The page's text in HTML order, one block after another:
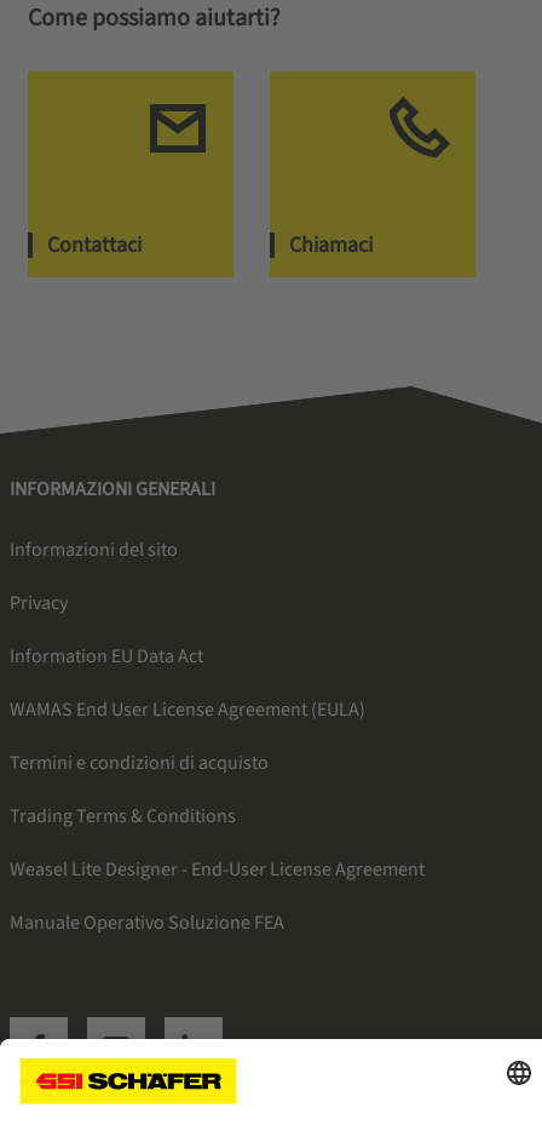
Come possiamo aiutarti?
Contattaci Chiamaci
INFORMAZIONI GENERALI
Informazioni del sito
Privacy
Information EU Data Act
WAMAS End User License Agreement (EULA)
Termini e condizioni di acquisto
Trading Terms & Conditions
Weasel Lite Designer - End-User License Agreement
Manuale Operativo Soluzione FEA
SSI facebookSSI youtubeSSI linkedin